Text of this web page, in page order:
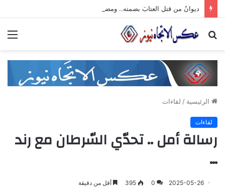
ديوانُ من قتل العتابَ بصمته.. ومضى خلف الأبوابِ يجرُّ ماضيه
بحث
الرئيسية / لقاءات
لقاءات
رسالة أمل .. تحدّي السّرطان مع رند
…
2025-05-26
0
395 أقل من دقيقة